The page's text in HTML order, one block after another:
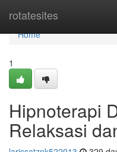
rotatesites
Home
Home
1
Hipnoterapi
Relaksasi